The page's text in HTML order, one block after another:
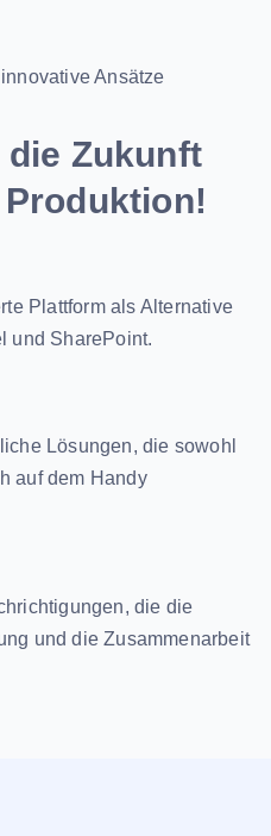
Ansätze
die Zukunft
Plattform als Alternative
und SharePoint.
Lösungen, die sowohl
auf dem Handy
die die
und die Zusammenarbeit